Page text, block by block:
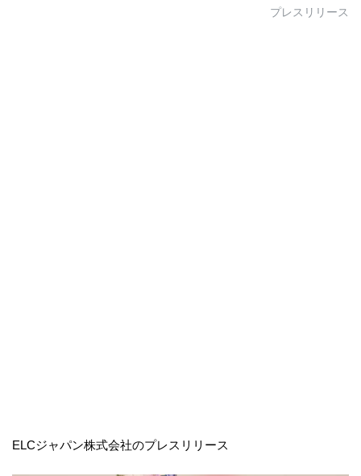
プレスリリース
ELCジャパン株式会社のプレスリリース